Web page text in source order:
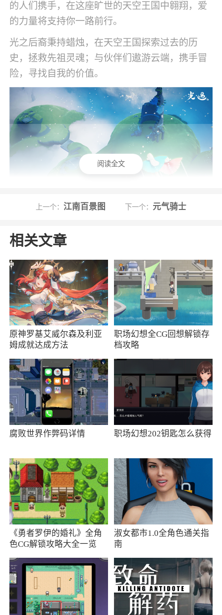
的人们携手，在这座旷世的天空王国中翱翔，爱
的力量将支持你一路前行。
光之后裔秉持蜡烛，在天空王国探索过去的历
史，拯救先祖灵魂；与伙伴们遨游云端，携手冒
险，寻找自我的价值。
大师归来 时隔多年佳作再临
著名游戏设计师陈星汉在《Journey》后时隔多年
再度带来的游戏佳作，开启一场难忘的社交冒险
体验，在晴空与云海之中与翱翔的追梦者相遇。
旷世云海 天地之大随心翱翔
见证一个宏大而不断变化的天空王国，在如梦似
爱共鸣，在广阔的天地之间自由地追寻“飞翔”的
梦想，以心为涯。
不期而遇 陌路之人携手前行
在探索广阔世界的旅途中，与来自世界各地的人
体验，与陌生人相互照亮、共同前行，开启独特
的社交冒险。
逐光启程 奇幻世界探索奥秘
心怀光明，在远古的遗迹间、在失落的国度里，
寻找被漫长的时光所隐藏的秘密；在旅途中与不
同的人们和奇幻世界的生物相遇，将光明传播到
广阔的王国之中。
温暖相遇 重拾勇气追梦之旅
与心爱的人们携手，拾起勇气和信念，一起踏上
阅读全文
上一个： 江南百景图 下一个： 元气骑士
相关文章
原神罗基艾威尔森及利亚
姆成就达成方法
职场幻想全CG回想解锁存
档攻略
腐败世界作弊码详情 职场幻想202钥匙怎么获得
《勇者罗伊的婚礼》全角
色CG解锁攻略大全一览
淑女都市1.0全角色通关指
南